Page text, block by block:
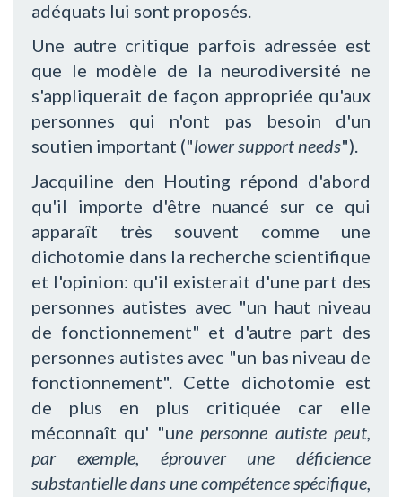
adéquats lui sont proposés.
Une autre critique parfois adressée est
que le modèle de la neurodiversité ne
s'appliquerait de façon appropriée qu'aux
personnes qui n'ont pas besoin d'un
soutien important ("lower support needs").
Jacquiline den Houting répond d'abord
qu'il importe d'être nuancé sur ce qui
apparaît très souvent comme une
dichotomie dans la recherche scientifique
et l'opinion: qu'il existerait d'une part des
personnes autistes avec "un haut niveau
de fonctionnement" et d'autre part des
personnes autistes avec "un bas niveau de
fonctionnement". Cette dichotomie est
de plus en plus critiquée car elle
méconnaît qu' "une personne autiste peut,
par exemple, éprouver une déficience
substantielle dans une compétence spécifique,